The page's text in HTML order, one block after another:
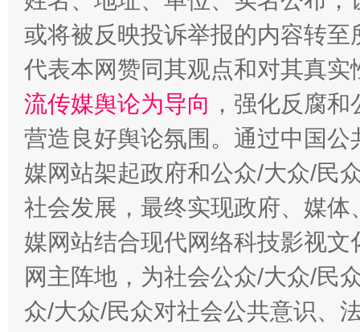
或将被反映投诉举报的内容转
代表本网赞同其观点和对其真实
流传媒舆论为导向 ，强化反腐
营造良好舆论氛围。通过中国
媒网站架起政府和公众/大众/民
社会发展，最终实现政府、媒
媒网站结合现代网络科技影视
网主阵地，为社会公众/大众/民
众/大众/民众对社会公共意识、